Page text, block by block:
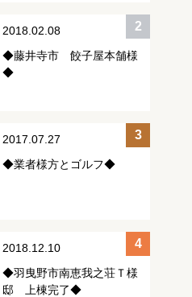
2018.02.08
◆藤井寺市 餃子屋本舗様
◆
2017.07.27
◆業者様方とゴルフ◆
2018.12.10
◆羽曳野市南恵我之荘Ｔ様
邸 上棟完了◆